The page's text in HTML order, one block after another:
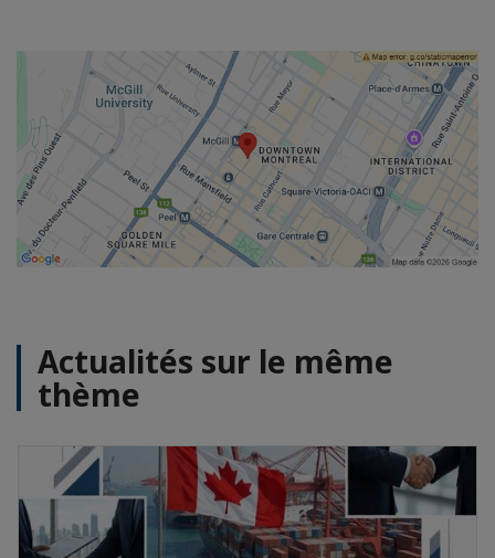
Actualités sur le même
thème